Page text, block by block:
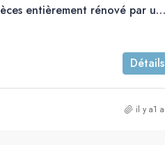
Bonne occasion! 4 pièces entièrement rénové par un
Détails
il y a1